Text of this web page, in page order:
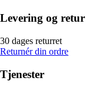
Levering og retur
30 dages returret
Returnér din ordre
Tjenester